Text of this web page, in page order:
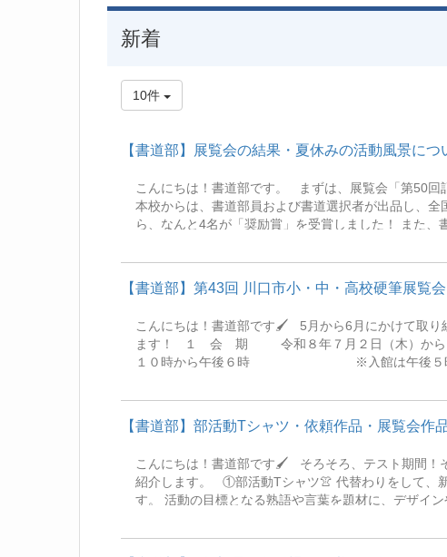
新着
10件
【書道部】展覧会の結果・夏休みの活動風景に
こんにちは！書道部です。 まずは、展覧会「第50回
本校からは、書道部員および書道選択者が出品し、
ら、なんと4名が「奨励賞」を受賞しました！ また、
す。 【会 期】 2026 年 8 月 23 日（日） ～ 8 月
まで） 【会 場】 東京都美術館 2 階 第 4 展示室（東
依・吉田凛花、2年鈴木穂香、1年中島夢夏 ぜひ会
県高校書道展」を見据えつつ、「書の甲子園」への
向き合っています！1年の部員にとっては、半紙以外
【書道部】第43回 川口市小・中・高校硬筆展覧
こんにちは！書道部です🖌 5月から6月にかけて取り
ます！ １ 会 期 令和８年７月２日（木
１０時から午後６時 ※入館は午後５時３
東口から徒歩約８分（川口アリオ前） ※会
をご利用ください。 本校から、県の中央展に進んだ7名（うち1名、3年次の作品が、見事＂推薦賞＂に選
ばれました！）と、市展出品に選ばれた1～3年次の生徒の作品
ひとも多くの方に見ていただきたいです。 考査の解
すね✍
【書道部】部活動Tシャツ・依頼作品・展覧会作
こんにちは！書道部です🖌 そろそろ、テスト期間！
紹介します。 ①部活動Tシャツ👚 代替わりをして、
す。 活動の目標となる熟語や言葉を題材に、デザインや
くの方に見ていただけたりするのは、何よりも嬉し